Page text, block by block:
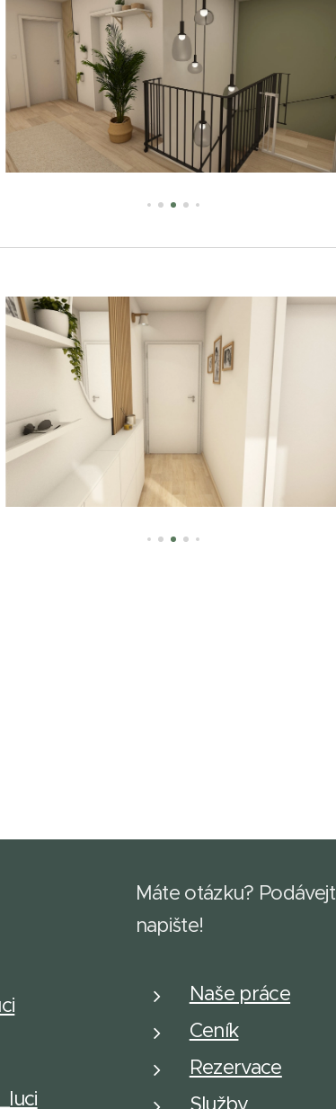
Máte otázku?
napište!
Naše práce
Ceník
Rezervace
Služby